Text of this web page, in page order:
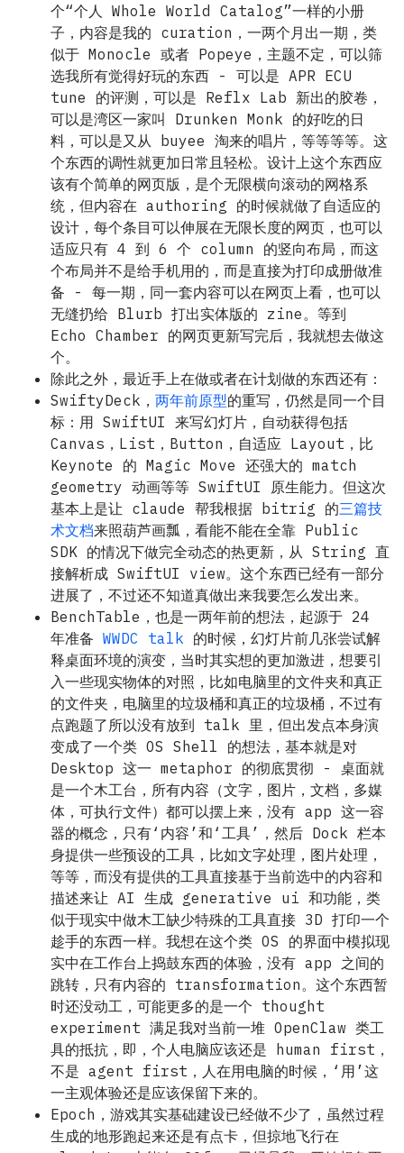
个“个人 Whole World Catalog”一样的小册
子，内容是我的 curation，一两个月出一期，类
似于 Monocle 或者 Popeye，主题不定，可以筛
选我所有觉得好玩的东西 - 可以是 APR ECU
tune 的评测，可以是 Reflx Lab 新出的胶卷，
可以是湾区一家叫 Drunken Monk 的好吃的日
料，可以是又从 buyee 淘来的唱片，等等等等。这
个东西的调性就更加日常且轻松。设计上这个东西应
该有个简单的网页版，是个无限横向滚动的网格系
统，但内容在 authoring 的时候就做了自适应的
设计，每个条目可以伸展在无限长度的网页，也可以
适应只有 4 到 6 个 column 的竖向布局，而这
个布局并不是给手机用的，而是直接为打印成册做准
备 - 每一期，同一套内容可以在网页上看，也可以
无缝扔给 Blurb 打出实体版的 zine。等到
Echo Chamber 的网页更新写完后，我就想去做这
个。
除此之外，最近手上在做或者在计划做的东西还有：
SwiftyDeck， 两年前原型的重写，仍然是同一个目
标：用 SwiftUI 来写幻灯片，自动获得包括
Canvas，List，Button，自适应 Layout，比
Keynote 的 Magic Move 还强大的 match
geometry 动画等等 SwiftUI 原生能力。但这次
基本上是让 claude 帮我根据 bitrig 的三篇技
术文档来照葫芦画瓢，看能不能在全靠 Public
SDK 的情况下做完全动态的热更新，从 String 直
接解析成 SwiftUI view。这个东西已经有一部分
进展了，不过还不知道真做出来我要怎么发出来。
BenchTable，也是一两年前的想法，起源于 24
年准备 WWDC talk 的时候，幻灯片前几张尝试解
释桌面环境的演变，当时其实想的更加激进，想要引
入一些现实物体的对照，比如电脑里的文件夹和真正
的文件夹，电脑里的垃圾桶和真正的垃圾桶，不过有
点跑题了所以没有放到 talk 里，但出发点本身演
变成了一个类 OS Shell 的想法，基本就是对
Desktop 这一 metaphor 的彻底贯彻 - 桌面就
是一个木工台，所有内容（文字，图片，文档，多媒
体，可执行文件）都可以摆上来，没有 app 这一容
器的概念，只有‘内容’和‘工具’，然后 Dock 栏本
身提供一些预设的工具，比如文字处理，图片处理，
等等，而没有提供的工具直接基于当前选中的内容和
描述来让 AI 生成 generative ui 和功能，类
似于现实中做木工缺少特殊的工具直接 3D 打印一个
趁手的东西一样。我想在这个类 OS 的界面中模拟现
实中在工作台上捣鼓东西的体验，没有 app 之间的
跳转，只有内容的 transformation。这个东西暂
时还没动工，可能更多的是一个 thought
experiment 满足我对当前一堆 OpenClaw 类工
具的抵抗，即，个人电脑应该还是 human first，
不是 agent first，人在用电脑的时候，‘用’这
一主观体验还是应该保留下来的。
Epoch，游戏其实基础建设已经做不少了，虽然过程
生成的地形跑起来还是有点卡，但掠地飞行在